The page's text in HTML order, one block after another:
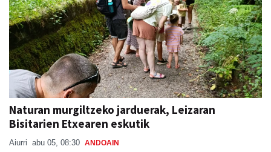
Naturan murgiltzeko jarduerak, Leizaran
Bisitarien Etxearen eskutik
Aiurri abu 05, 08:30 ANDOAIN